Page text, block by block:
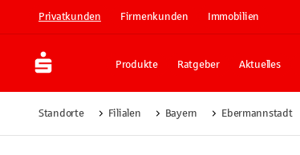
Privatkunden Firmenkunden Immobilien
Produkte Ratgeber Aktuelles
Standorte Filialen Bayern Ebermannstadt